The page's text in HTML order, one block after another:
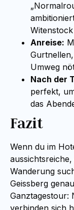
Anreise:
Umweg
Nach der
perfekt,
das
Fazit
Wenn du im
Wanderung
Geissberg
Ganztagestour: